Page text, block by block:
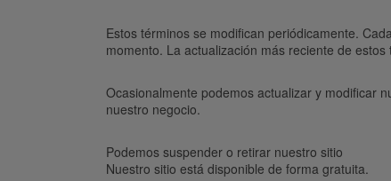
Estos términos se modifican periódicamente.
momento. La actualización más reciente de
Ocasionalmente podemos actualizar y modificar
nuestro negocio.
Podemos suspender o retirar nuestro sitio
Nuestro sitio está disponible de forma gratuita.